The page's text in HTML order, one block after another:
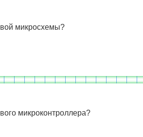
микросхемы?
микроконтроллера?